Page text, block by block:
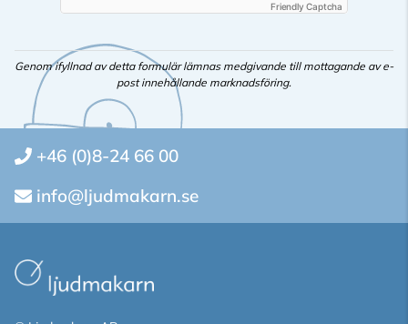
Friendly Captcha
Genom ifyllnad av detta formulär lämnas medgivande till mottagande av e-
post innehållande marknadsföring.
+46 (0)8-24 66 00
info@ljudmakarn.se